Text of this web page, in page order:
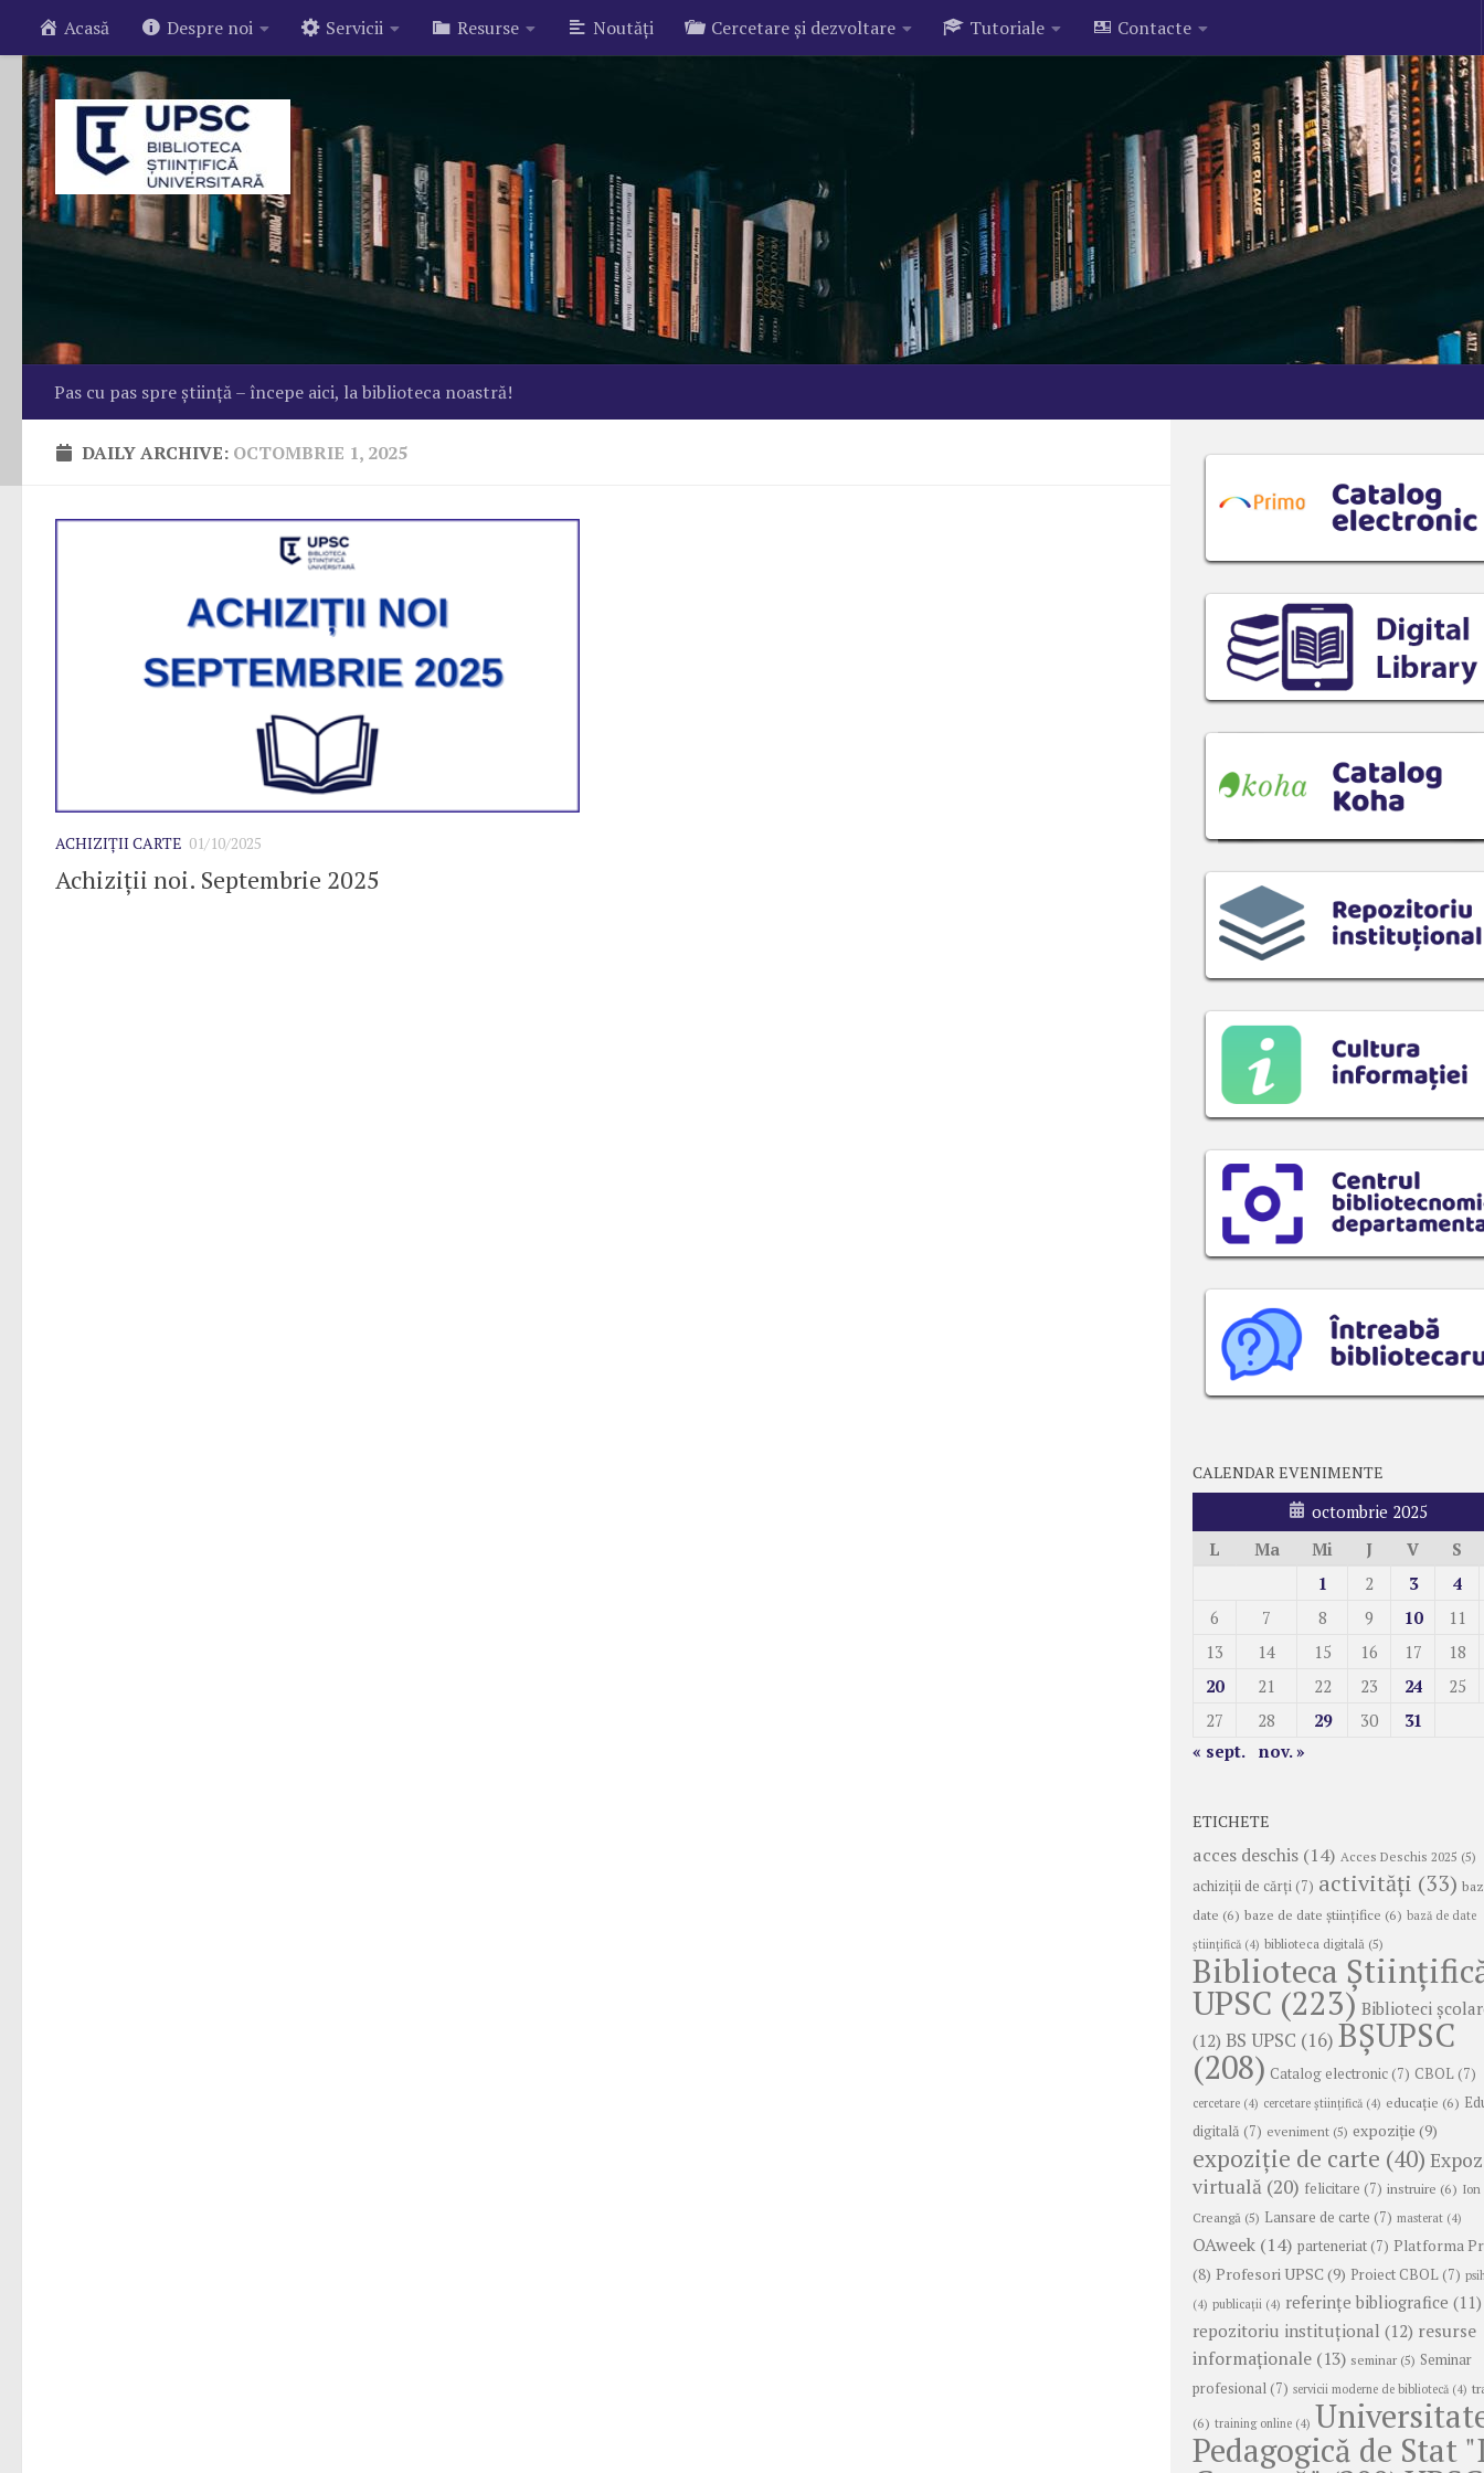
Skip to content
Acasă Despre noi Servicii Resurse Noutăți Cercetare și dezvoltare Tutoriale Contacte
Pas cu pas spre știință – începe aici, la biblioteca noastră!
DAILY ARCHIVE: OCTOMBRIE 1, 2025
ACHIZIȚII CARTE 01/10/2025
Achiziții noi. Septembrie 2025
CALENDAR EVENIMENTE
octombrie 2025
L
Ma Mi J V
S
1
2 3
4
6
7 8 9 10
11
13
14 15 16 17
18
20
21 22 23 24
25
27
28 29 30
31
« sept. nov. »
ETICHETE
acces deschis (14) Acces Deschis 2025 (5)
achiziții de cărți (7) activități (33)
date (6) baze de date științifice (6) bază de date
ştiinţifică (4) biblioteca digitală (5)
Biblioteca
UPSC (223) Biblioteci
(12) BS UPSC (16) BȘUPSC
(208) Catalog electronic (7) CBOL (7)
cercetare (4) cercetare științifică (4) educație (6)
digitală (7) eveniment (5) expoziție (9)
expoziție de carte (40)
virtuală (20) felicitare (7) instruire (6) Ion
Creangă (5) Lansare de carte (7) masterat (4)
OAweek (14) parteneriat (7) Platforma
(8) Profesori UPSC(9) Proiect CBOL (7)
(4) publicații (4) referințe bibliografice (11)
repozitoriu instituțional (12) resurse
informaționale (13) seminar (5) Seminar
profesional (7) servicii moderne de bibliotecă (4)
(6) training online (4)
Pedagogică de Stat